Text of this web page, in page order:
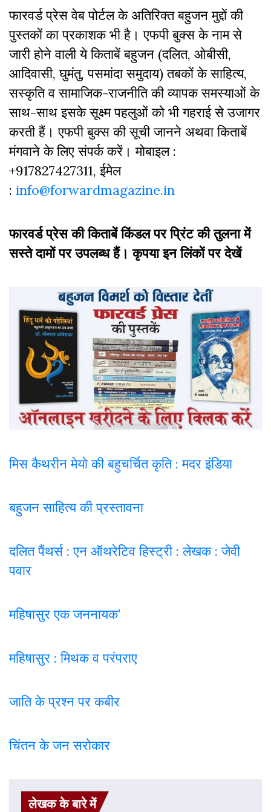
फारवर्ड प्रेस वेब पोर्टल के अतिरिक्‍त बहुजन मुद्दों की
पुस्‍तकों का प्रकाशक भी है। एफपी बुक्‍स के नाम से
जारी होने वाली ये किताबें बहुजन (दलित, ओबीसी,
आदिवासी, घुमंतु, पसमांदा समुदाय) तबकों के साहित्‍य,
सस्‍क‍ृति व सामाजिक-राजनीति की व्‍यापक समस्‍याओं के
साथ-साथ इसके सूक्ष्म पहलुओं को भी गहराई से उजागर
करती हैं। एफपी बुक्‍स की सूची जानने अथवा किताबें
मंगवाने के लिए संपर्क करें। मोबाइल :
+917827427311, ईमेल
: info@forwardmagazine.in
फारवर्ड प्रेस की किताबें किंडल पर प्रिंट की तुलना में
सस्ते दामों पर उपलब्ध हैं। कृपया इन लिंकों पर देखें
मिस कैथरीन मेयो की बहुचर्चित कृति : मदर इंडिया
बहुजन साहित्य की प्रस्तावना
दलित पैंथर्स : एन ऑथरेटिव हिस्ट्री : लेखक : जेवी
पवार
महिषासुर एक जननायक’
महिषासुर : मिथक व परंपराए
जाति के प्रश्न पर कबीर
चिंतन के जन सरोकार
लेखक के बारे में